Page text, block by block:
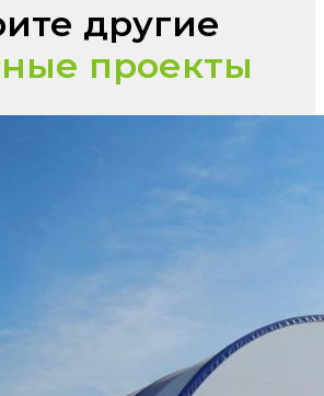
другие
проекты